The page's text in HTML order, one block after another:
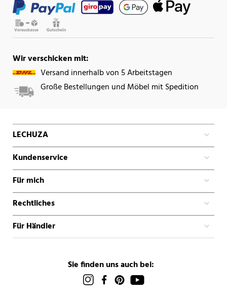
Wir verschicken mit:
Versand innerhalb von 5 Arbeitstagen
Große Bestellungen und Möbel mit Spedition
LECHUZA
Kundenservice
Für mich
Rechtliches
Für Händler
Sie finden uns auch bei: